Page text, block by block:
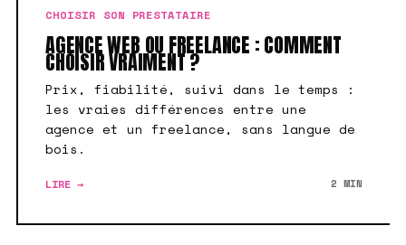
CHOISIR SON PRESTATAIRE
AGENCE WEB OU FREELANCE : COMMENT
CHOISIR VRAIMENT ?
Prix, fiabilité, suivi dans le temps :
les vraies différences entre une
agence et un freelance, sans langue de
bois.
LIRE → 2 MIN